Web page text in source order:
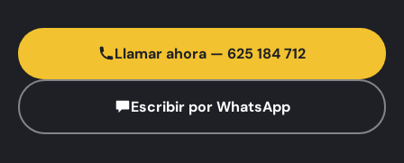
Llamar ahora — 625 184 712
Escribir por WhatsApp